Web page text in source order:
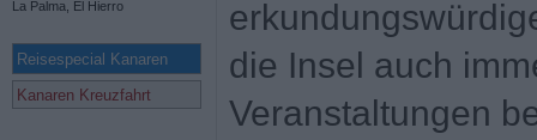
Reisespecial Kanaren
Kanaren Kreuzfahrt
die Insel auch
Veranstaltungen